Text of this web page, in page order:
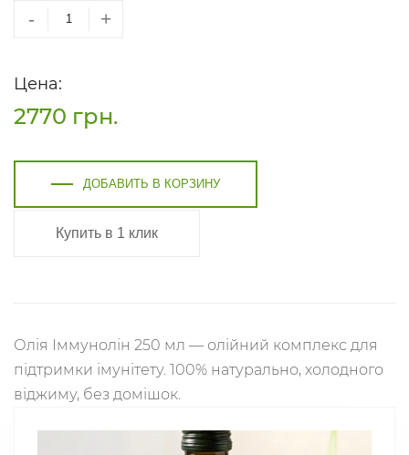
- +
Цена:
2770 грн.
ДОБАВИТЬ В КОРЗИНУ
Купить в 1 клик
Олія Іммунолін 250 мл — олійний комплекс для
підтримки імунітету. 100% натурально, холодного
віджиму, без домішок.